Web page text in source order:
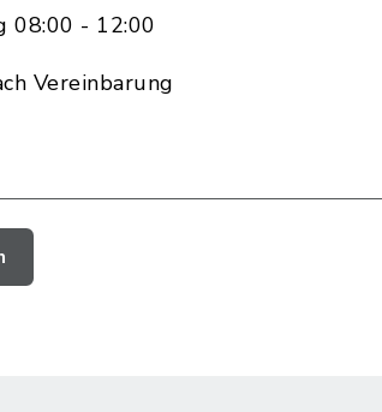
08:00 - 12:00
Vereinbarung